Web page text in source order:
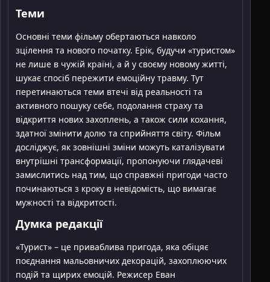
Теми
Основні теми фільму обертаються навколо
зцілення та нового початку. Ерік, будучи «туристом»
не лише в чужій країні, а й у своєму новому житті,
шукає спосіб пережити емоційну травму. Тут
перетинаються теми втечі від реальності та
активного пошуку себе, подолання страху та
відкриття нових захоплень, а також сили кохання,
здатної змінити долю та сприйняття світу. Фільм
досліджує, як зовнішні зміни можуть каталізувати
внутрішні трансформації, пропонуючи глядачеві
замислитись над тим, що справжні пригоди часто
починаються з кроку в невідомість, що вимагає
мужності та відкритості.
Думка редакції
«Турист» – це приваблива пригода, яка обіцяє
поєднання мальовничих декорацій, захоплюючих
подій та щирих емоцій. Режисер Еван